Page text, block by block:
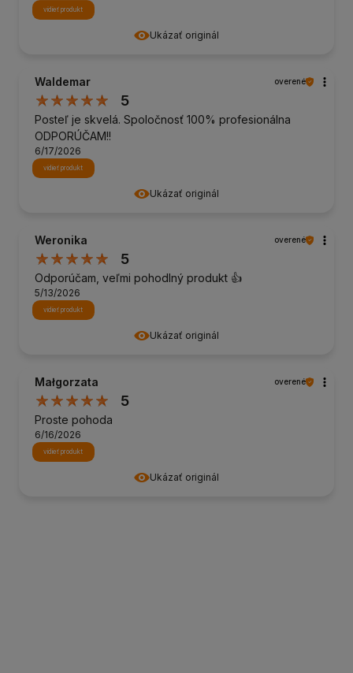
Ukázať originál
vidieť produkt
Ukázať originál
Waldemar overené
5
Posteľ je skvelá. Spoločnosť 100% profesionálna
ODPORÚČAM!!
6/17/2026
vidieť produkt
Ukázať originál
Weronika overené
5
Odporúčam, veľmi pohodlný produkt 👍️
5/13/2026
vidieť produkt
Ukázať originál
Małgorzata overené
5
Proste pohoda
6/16/2026
vidieť produkt